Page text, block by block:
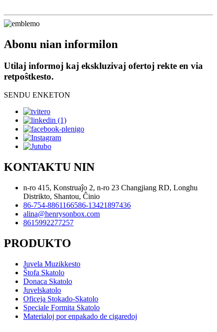
Abonu nian informilon
Utilaj informoj kaj ekskluzivaj ofertoj rekte en via
retpoŝtkesto.
SENDU ENKETON
KONTAKTU NIN
n-ro 415, Konstruaĵo 2, n-ro 23 Changjiang RD, Longhu
Distrikto, Shantou, Ĉinio
86-754-8861166586-13421897436
alina@henrysonbox.com
8615992277257
PRODUKTO
Juvela Muzikkesto
Ŝtofa Skatolo
Donaca Skatolo
Juvelskatolo
Oficeja Stokado-Skatolo
Speciale Formita Skatolo
Materialoj por enpakado de cigaredoj